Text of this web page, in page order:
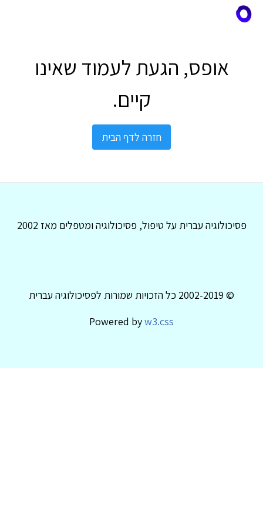
אופס, הגעת לעמוד שאינו
קיים.
חזרה לדף הבית
פסיכולוגיה עברית על טיפול, פסיכולוגיה ומטפלים מאז 2002
© 2002-2019 כל הזכויות שמורות לפסיכולוגיה עברית
Powered byw3.css